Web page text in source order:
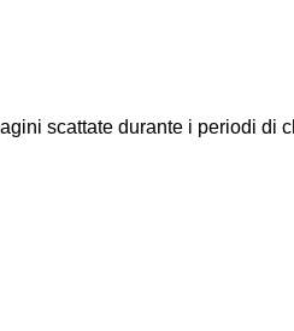
scattate durante i periodi di